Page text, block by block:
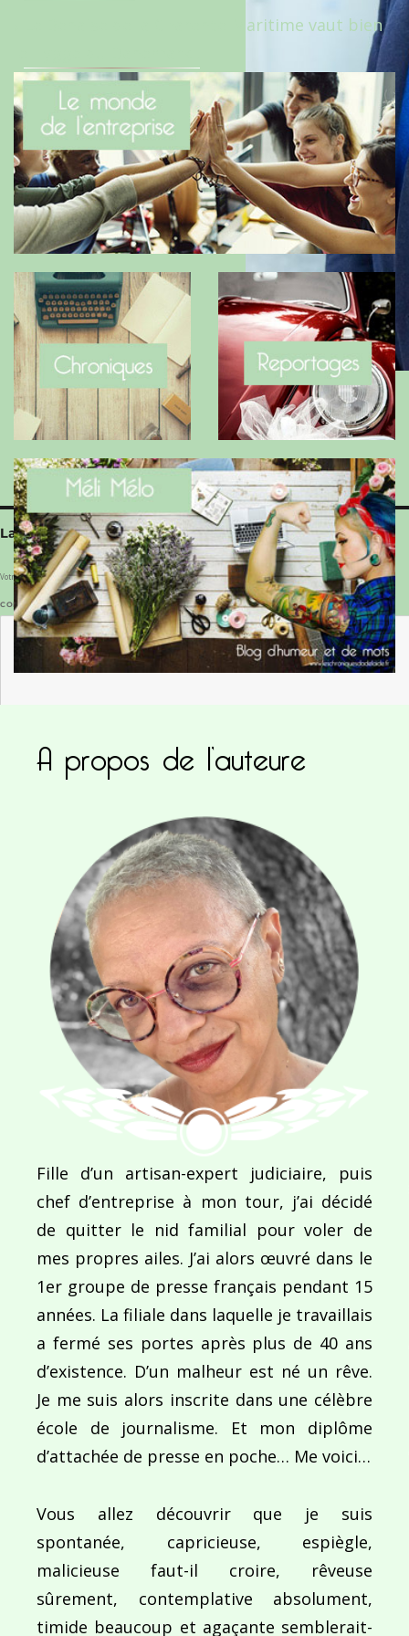
Crédit photo : Farid Makhlouf
Laisser un commentaire
Votre adresse e-mail ne sera pas publiée.Les champs obligatoires sont indiqués avec*
COMMENTAIRE*
Enregistrer mon nom, mon e-mail et mon site dans le navigateur pour mon prochain commentaire.
Ce site utilise Akismet pour réduire les
commentaires sont traitées
Navigation
l’article
Maires et fier(es) de l’être !
Le Benaise de la Charente-Maritime vaut bien
A propos de l’auteure
Fille d’un artisan-expert judiciaire, puis
chef d’entreprise à mon tour, j’ai décidé
de quitter le nid familial pour voler de
mes propres ailes. J’ai alors œuvré dans le
1er groupe de presse français pendant 15
années. La filiale dans laquelle je travaillais
a fermé ses portes après plus de 40 ans
d’existence. D’un malheur est né un rêve.
Je me suis alors inscrite dans une célèbre
école de journalisme. Et mon diplôme
d’attachée de presse en poche… Me voici…
Vous allez découvrir que je suis
spontanée, capricieuse, espiègle,
malicieuse faut-il croire, rêveuse
sûrement, contemplative absolument,
timide beaucoup et agaçante semblerait-